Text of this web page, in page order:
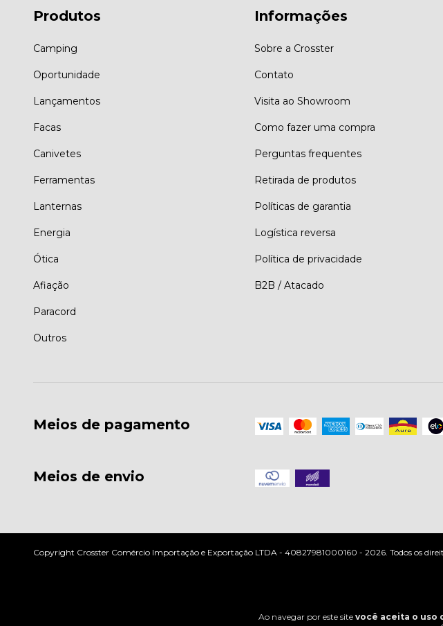
Ao navegar por este site você aceita o uso
Produtos
Camping
Oportunidade
Lançamentos
Facas
Canivetes
Ferramentas
Lanternas
Energia
Ótica
Afiação
Paracord
Outros
Informações
Sobre a Crosster
Contato
Visita ao Showroom
Como fazer uma compra
Perguntas frequentes
Retirada de produtos
Políticas de garantia
Logística reversa
Política de privacidade
B2B / Atacado
Meios de pagamento
Meios de envio
Copyright Crosster Comércio Importação e Exportação LTDA - 40827981000160 - 2026. Todos os